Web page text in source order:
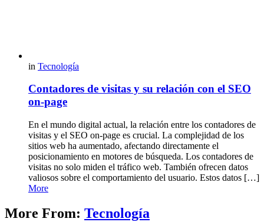
in Tecnología
Contadores de visitas y su relación con el SEO
on-page
En el mundo digital actual, la relación entre los contadores de
visitas y el SEO on-page es crucial. La complejidad de los
sitios web ha aumentado, afectando directamente el
posicionamiento en motores de búsqueda. Los contadores de
visitas no solo miden el tráfico web. También ofrecen datos
valiosos sobre el comportamiento del usuario. Estos datos […]
More
More From: Tecnología